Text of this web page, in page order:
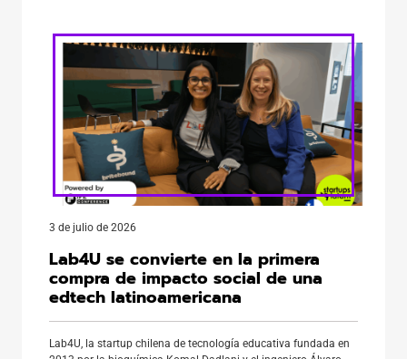
3 de julio de 2026
Lab4U se convierte en la primera
compra de impacto social de una
edtech latinoamericana
Lab4U, la startup chilena de tecnología educativa fundada en